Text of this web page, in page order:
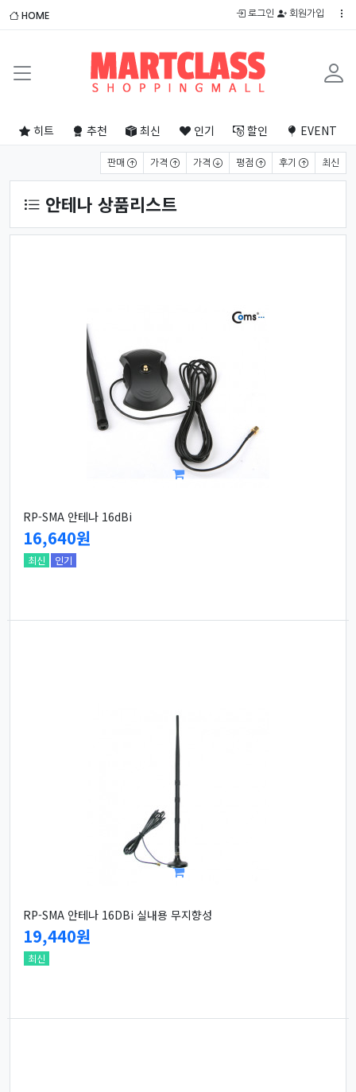
HOME 로그인 회원가입
히트 추천 최신 인기 할인 EVENT
판매 가격 가격 평점 후기 최신
안테나 상품리스트
RP-SMA 안테나 16dBi
16,640원
최신 인기
RP-SMA 안테나 16DBi 실내용 무지향성
19,440원
최신